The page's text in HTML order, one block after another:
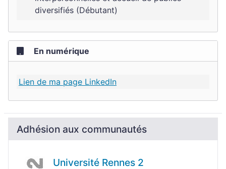
diversifiés (Débutant)
En numérique
Lien de ma page LinkedIn
Adhésion aux communautés
Université Rennes 2